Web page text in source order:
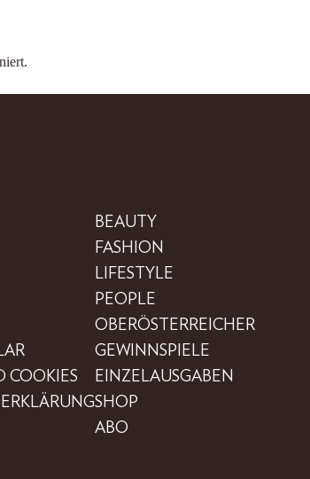
COOKIES
BEAUTY
FASHION
LIFESTYLE
PEOPLE
OBERÖSTERREICHER
GEWINNSPIELE
EINZELAUSGABEN
SHOP
ABO